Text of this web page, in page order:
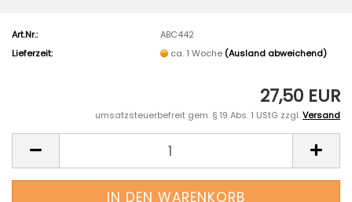
Art.Nr.:
ABC442
Lieferzeit:
ca. 1 Woche (Ausland abweichend)
27,50 EUR
umsatzsteuerbefreit gem. § 19 Abs. 1 UStG zzgl.Versand